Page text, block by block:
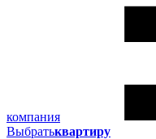
компания
Выбратьквартиру